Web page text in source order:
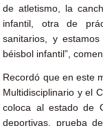
de atletismo, la
infantil, otra de
sanitarios, y
béisbol infantil”,
Recordó que en este
Multidisciplinario y el
coloca al estado de
deportivas, prueba